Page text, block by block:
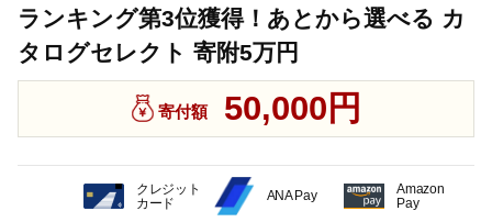
ランキング第3位獲得！あとから選べる カ
タログセレクト 寄附5万円
寄付額 50,000円
クレジット
カード
ANA Pay
Amazon
Pay